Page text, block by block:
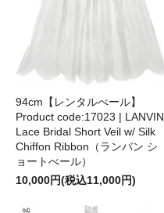
94cm【レンタルべール】
Product code:17023 | LANVIN
Lace Bridal Short Veil w/ Silk
Chiffon Ribbon（ランバン シ
ョートべール）
10,000円(税込11,000円)